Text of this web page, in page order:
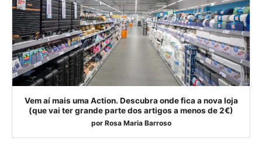
Vem aí mais uma Action. Descubra onde fica a nova loja
(que vai ter grande parte dos artigos a menos de 2€)
por Rosa Maria Barroso